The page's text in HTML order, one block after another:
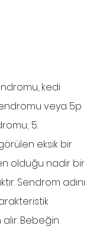
kedi
veya 5p
5.
eksik bir
olduğu nadir bir
Sendrom adını
Bebeğin